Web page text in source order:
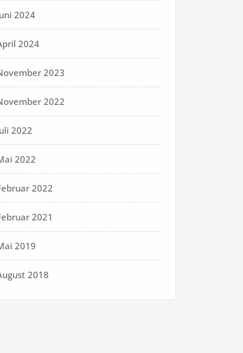
2024
2024
2023
2022
2022
2022
2022
2021
2019
2018